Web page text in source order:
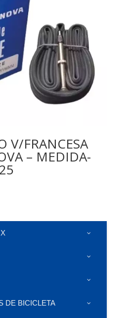
V/FRANCESA
– MEDIDA-
DE BICICLETA